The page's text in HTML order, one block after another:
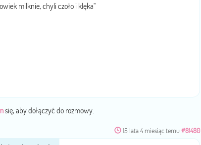
milknie, chyli czoło i klęka"
się, aby dołączyć do rozmowy.
15 lata 4 miesiąc temu #81480